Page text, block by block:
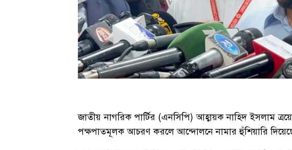
জাতীয় নাগরিক পার্টির (এনসিপি) আহ্বায়ক নাহিদ ইসলাম
পক্ষপাতমূলক আচরণ করলে আন্দোলনে নামার হুঁশিয়ারি